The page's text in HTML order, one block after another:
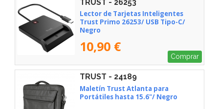
TRUST - 26253
Lector de Tarjetas Inteligentes
Trust Primo 26253/ USB Tipo-C/
Negro
10,90 €
Comprar
TRUST - 24189
Maletín Trust Atlanta para
Portátiles hasta 15.6"/ Negro